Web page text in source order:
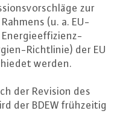
zur
(u. a. EU-
Richt­li­nie) der EU
werden.
der Revision des
der BDEW früh­zei­tig